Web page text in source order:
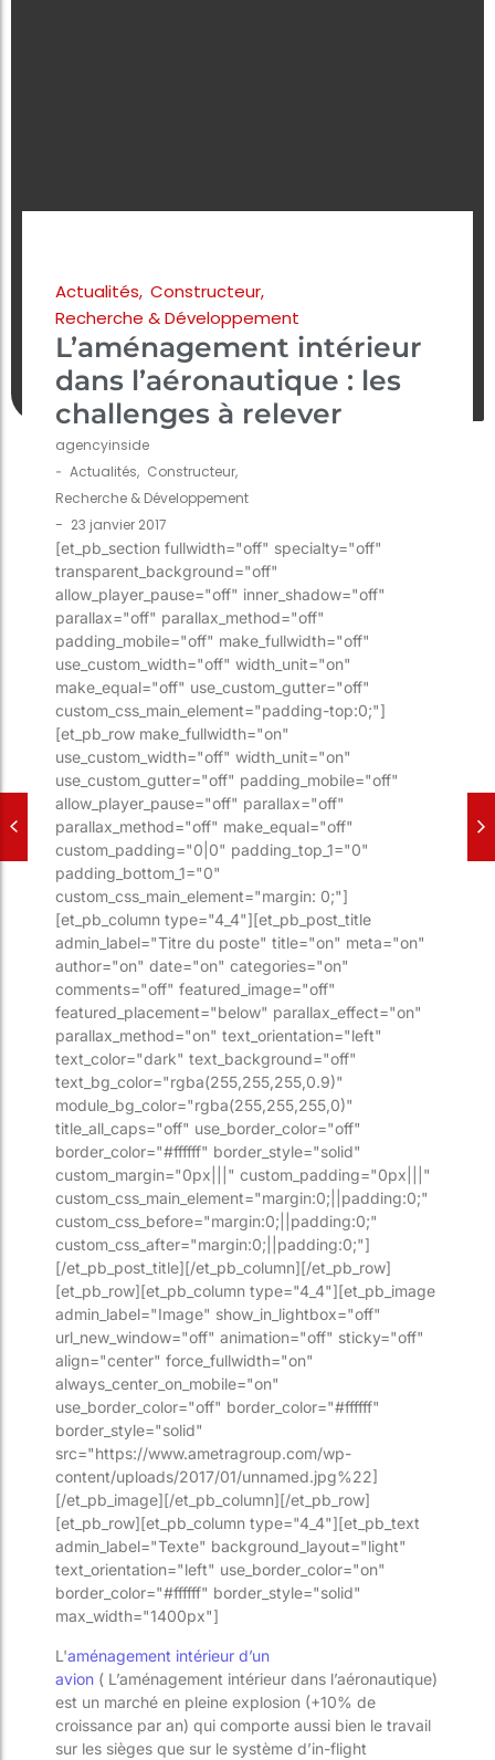
Actualités, Constructeur,
Recherche & Développement
L’aménagement intérieur
dans l’aéronautique : les
challenges à relever
agencyinside
- Actualités, Constructeur,
Recherche & Développement
- 23 janvier 2017
[et_pb_section fullwidth="off" specialty="off"
transparent_background="off"
allow_player_pause="off" inner_shadow="off"
parallax="off" parallax_method="off"
padding_mobile="off" make_fullwidth="off"
use_custom_width="off" width_unit="on"
make_equal="off" use_custom_gutter="off"
custom_css_main_element="padding-top:0;"]
[et_pb_row make_fullwidth="on"
use_custom_width="off" width_unit="on"
use_custom_gutter="off" padding_mobile="off"
allow_player_pause="off" parallax="off"
parallax_method="off" make_equal="off"
custom_padding="0|0" padding_top_1="0"
padding_bottom_1="0"
custom_css_main_element="margin: 0;"]
[et_pb_column type="4_4"][et_pb_post_title
admin_label="Titre du poste" title="on" meta="on"
author="on" date="on" categories="on"
comments="off" featured_image="off"
featured_placement="below" parallax_effect="on"
parallax_method="on" text_orientation="left"
text_color="dark" text_background="off"
text_bg_color="rgba(255,255,255,0.9)"
module_bg_color="rgba(255,255,255,0)"
title_all_caps="off" use_border_color="off"
border_color="#ffffff" border_style="solid"
custom_margin="0px|||" custom_padding="0px|||"
custom_css_main_element="margin:0;||padding:0;"
custom_css_before="margin:0;||padding:0;"
custom_css_after="margin:0;||padding:0;"]
[/et_pb_post_title][/et_pb_column][/et_pb_row]
[et_pb_row][et_pb_column type="4_4"][et_pb_image
admin_label="Image" show_in_lightbox="off"
url_new_window="off" animation="off" sticky="off"
align="center" force_fullwidth="on"
always_center_on_mobile="on"
use_border_color="off" border_color="#ffffff"
border_style="solid"
src="https://www.ametragroup.com/wp-
content/uploads/2017/01/unnamed.jpg%22]
[/et_pb_image][/et_pb_column][/et_pb_row]
[et_pb_row][et_pb_column type="4_4"][et_pb_text
admin_label="Texte" background_layout="light"
text_orientation="left" use_border_color="on"
border_color="#ffffff" border_style="solid"
max_width="1400px"]
L'aménagement intérieur d’un
avion ( L’aménagement intérieur dans l’aéronautique)
est un marché en pleine explosion (+10% de
croissance par an) qui comporte aussi bien le travail
sur les sièges que sur le système d’in-flight